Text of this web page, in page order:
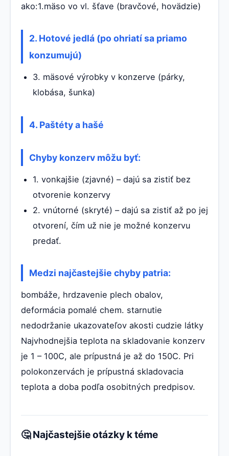
ako:1.mäso vo vl. šťave (bravčové, hovädzie)
2. Hotové jedlá (po ohriatí sa priamo
konzumujú)
3. mäsové výrobky v konzerve (párky,
klobása, šunka)
4. Paštéty a hašé
Chyby konzerv môžu byť:
1. vonkajšie (zjavné) – dajú sa zistiť bez
otvorenie konzervy
2. vnútorné (skryté) – dajú sa zistiť až po jej
otvorení, čím už nie je možné konzervu
predať.
Medzi najčastejšie chyby patria:
bombáže, hrdzavenie plech obalov,
deformácia pomalé chem. starnutie
nedodržanie ukazovateľov akosti cudzie látky
Najvhodnejšia teplota na skladovanie konzerv
je 1 – 100C, ale prípustná je až do 150C. Pri
polokonzervách je prípustná skladovacia
teplota a doba podľa osobitných predpisov.
🤔 Najčastejšie otázky k téme